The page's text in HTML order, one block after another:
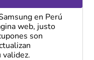
en Perú
web, justo
son
validez.